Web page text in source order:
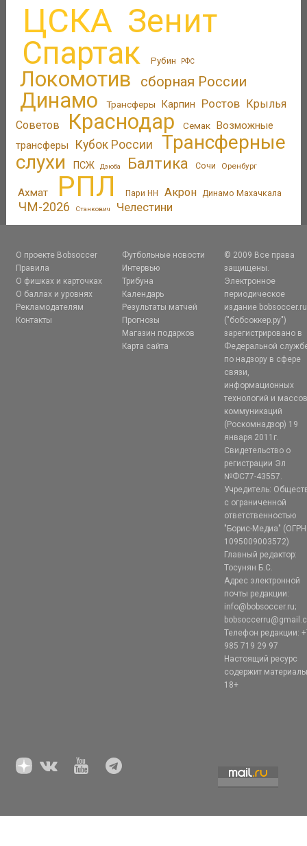
ЦСКА Зенит
Спартак Рубин РФС
Локомотив сборная России
Динамо Трансферы Карпин Ростов Крылья
Советов
Краснодар Семак Возможные
трансферы
Кубок России
Трансферные
слухи
ПСЖ Дзюба Балтика Сочи Оренбург
Ахмат РПЛ Пари НН Акрон Динамо Махачкала
ЧМ-2026 Станкович Челестини
О проекте Bobsoccer
Правила
О фишках и карточках
О баллах и уровнях
Рекламодателям
Контакты
Футбольные новости
Интервью
Трибуна
Календарь
Результаты матчей
Прогнозы
Магазин подарков
Карта сайта
© 2009 Все права
защищены.
Электронное
периодическое
издание bobsoccer.ru
("бобсоккер.ру")
зарегистрировано в
Федеральной
по надзору в сфере
связи,
информационных
технологий и
коммуникаций
(Роскомнадзор) 19
января 2011г.
Свидетельство о
регистрации Эл
№ФС77-43557.
Учредитель:
с ограниченной
ответственностью
"Борис-Медиа" (ОГРН
1095009003572)
Главный редактор:
Тосунян Б.С.
Адрес электронной
почты редакции:
info@bobsoccer.ru;
Телефон редакции:
985 719 29 97
Настоящий ресурс
содержит
18+